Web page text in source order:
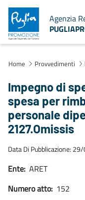
Agenzia
Home Provvedimenti
Impegno di
spesa per
personale
2127.Omissis
Data Di Pubblicazione:
Ente: ARET
Numero atto: 152